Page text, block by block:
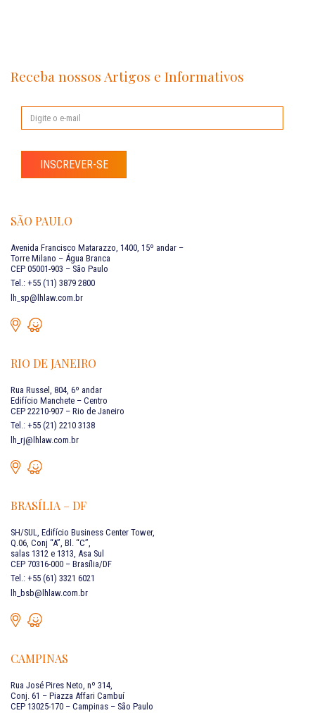
Receba nossos Artigos e Informativos
INSCREVER-SE
SÃO PAULO
Avenida Francisco Matarazzo, 1400, 15º andar –
Torre Milano – Água Branca
CEP 05001-903 – São Paulo
Tel.: +55 (11) 3879 2800
lh_sp@lhlaw.com.br
RIO DE JANEIRO
Rua Russel, 804, 6º andar
Edifício Manchete – Centro
CEP 22210-907 – Rio de Janeiro
Tel.: +55 (21) 2210 3138
lh_rj@lhlaw.com.br
BRASÍLIA – DF
SH/SUL, Edifício Business Center Tower,
Q.06, Conj “A”, Bl. “C”,
salas 1312 e 1313, Asa Sul
CEP 70316-000 – Brasília/DF
Tel.: +55 (61) 3321 6021
lh_bsb@lhlaw.com.br
CAMPINAS
Rua José Pires Neto, nº 314,
Conj. 61 – Piazza Affari Cambuí
CEP 13025-170 – Campinas – São Paulo